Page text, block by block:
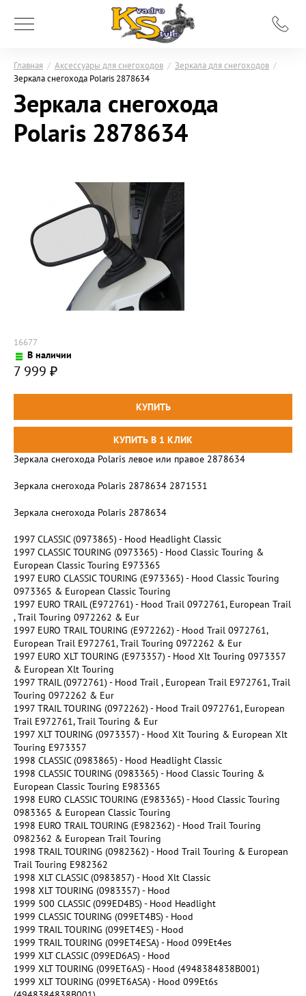
Главная / Аксессуары для снегоходов / Зеркала для снегоходов /
Зеркала снегохода Polaris 2878634
Зеркала снегохода
Polaris 2878634
16677
В наличии
7 999 ₽
Зеркала снегохода Polaris левое или правое 2878634
Зеркала снегохода Polaris 2878634 2871531
Зеркала снегохода Polaris 2878634
1997 CLASSIC (0973865) - Hood Headlight Classic
1997 CLASSIC TOURING (0973365) - Hood Classic Touring &
European Classic Touring E973365
1997 EURO CLASSIC TOURING (E973365) - Hood Classic Touring
0973365 & European Classic Touring
1997 EURO TRAIL (E972761) - Hood Trail 0972761, European Trail
, Trail Touring 0972262 & Eur
1997 EURO TRAIL TOURING (E972262) - Hood Trail 0972761,
European Trail E972761, Trail Touring 0972262 & Eur
1997 EURO XLT TOURING (E973357) - Hood Xlt Touring 0973357
& European Xlt Touring
1997 TRAIL (0972761) - Hood Trail , European Trail E972761, Trail
Touring 0972262 & Eur
1997 TRAIL TOURING (0972262) - Hood Trail 0972761, European
Trail E972761, Trail Touring & Eur
1997 XLT TOURING (0973357) - Hood Xlt Touring & European Xlt
Touring E973357
1998 CLASSIC (0983865) - Hood Headlight Classic
1998 CLASSIC TOURING (0983365) - Hood Classic Touring &
European Classic Touring E983365
1998 EURO CLASSIC TOURING (E983365) - Hood Classic Touring
0983365 & European Classic Touring
1998 EURO TRAIL TOURING (E982362) - Hood Trail Touring
0982362 & European Trail Touring
1998 TRAIL TOURING (0982362) - Hood Trail Touring & European
Trail Touring E982362
1998 XLT CLASSIC (0983857) - Hood Xlt Classic
1998 XLT TOURING (0983357) - Hood
1999 500 CLASSIC (099ED4BS) - Hood Headlight
1999 CLASSIC TOURING (099ET4BS) - Hood
1999 TRAIL TOURING (099ET4ES) - Hood
1999 TRAIL TOURING (099ET4ESA) - Hood 099Et4es
1999 XLT CLASSIC (099ED6AS) - Hood
1999 XLT TOURING (099ET6AS) - Hood (4948384838B001)
1999 XLT TOURING (099ET6ASA) - Hood 099Et6s